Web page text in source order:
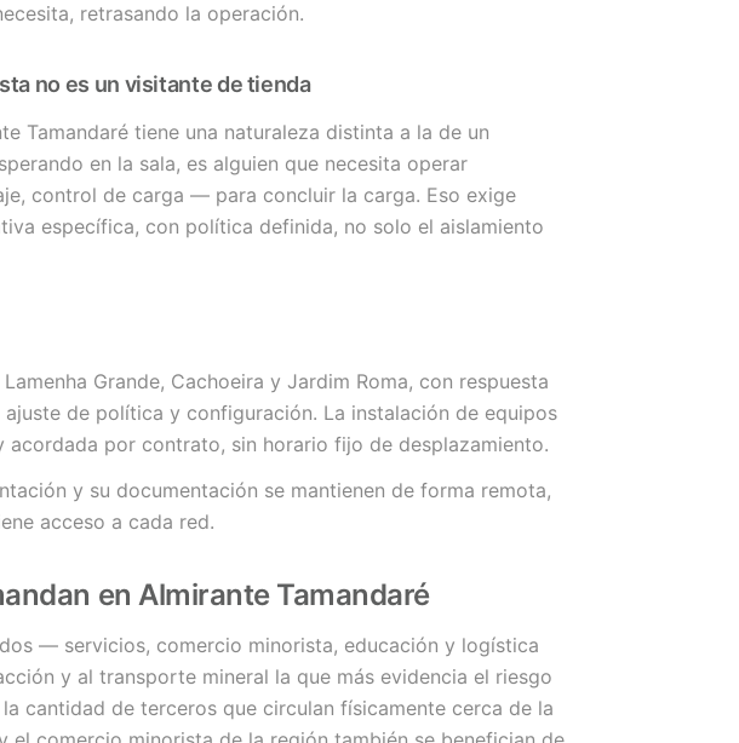
retrasando la operación.
no es un visitante de tienda
Tamandaré tiene una naturaleza distinta a la de un
en la sala, es alguien que necesita operar
control de carga — para concluir la carga. Eso exige
específica, con política definida, no solo el aislamiento
Grande, Cachoeira y Jardim Roma, con respuesta
de política y configuración. La instalación de equipos
acordada por contrato, sin horario fijo de desplazamiento.
y su documentación se mantienen de forma remota,
acceso a cada red.
en Almirante Tamandaré
— servicios, comercio minorista, educación y logística
y al transporte mineral la que más evidencia el riesgo
cantidad de terceros que circulan físicamente cerca de la